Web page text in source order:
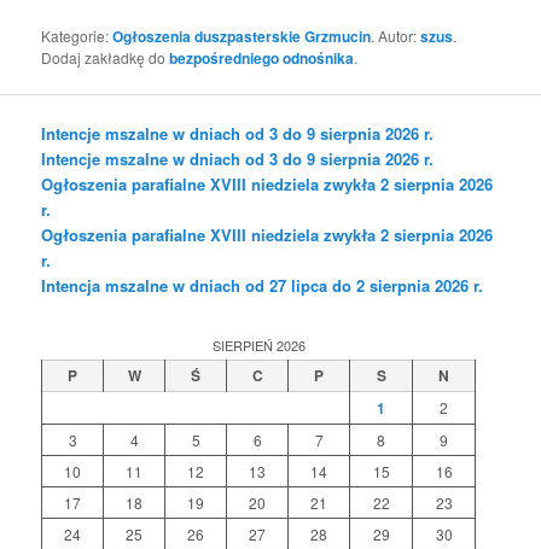
Kategorie:Ogłoszenia duszpasterskie Grzmucin. Autor:szus.
Dodaj zakładkę dobezpośredniego odnośnika.
Intencje mszalne w dniach od 3 do 9 sierpnia 2026 r.
Intencje mszalne w dniach od 3 do 9 sierpnia 2026 r.
Ogłoszenia parafialne XVIII niedziela zwykła 2 sierpnia 2026
r.
Ogłoszenia parafialne XVIII niedziela zwykła 2 sierpnia 2026
r.
Intencja mszalne w dniach od 27 lipca do 2 sierpnia 2026 r.
SIERPIEŃ 2026
P W Ś C P S
N
1
2
3
4 5 6 7 8
9
10
11 12 13 14 15
16
17
18 19 20 21 22
23
24
25 26 27 28 29
30